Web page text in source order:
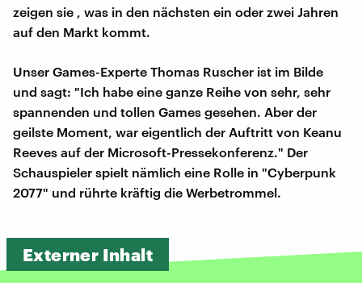
zeigen sie , was in den nächsten ein oder zwei Jahren
auf den Markt kommt.
Unser Games-Experte Thomas Ruscher ist im Bilde
und sagt: "Ich habe eine ganze Reihe von sehr, sehr
spannenden und tollen Games gesehen. Aber der
geilste Moment, war eigentlich der Auftritt von Keanu
Reeves auf der Microsoft-Pressekonferenz." Der
Schauspieler spielt nämlich eine Rolle in "Cyberpunk
2077" und rührte kräftig die Werbetrommel.
Externer Inhalt